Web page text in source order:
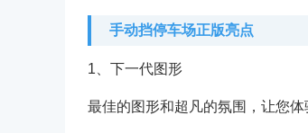
手动挡停车场正版亮点
1、下一代图形
最佳的图形和超凡的氛围，让您